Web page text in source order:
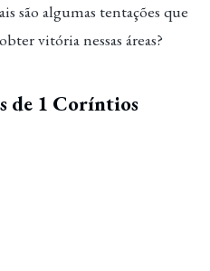
são algumas tentações que
vitória nessas áreas?
de 1 Coríntios